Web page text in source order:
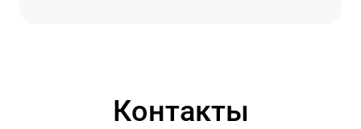
Контакты